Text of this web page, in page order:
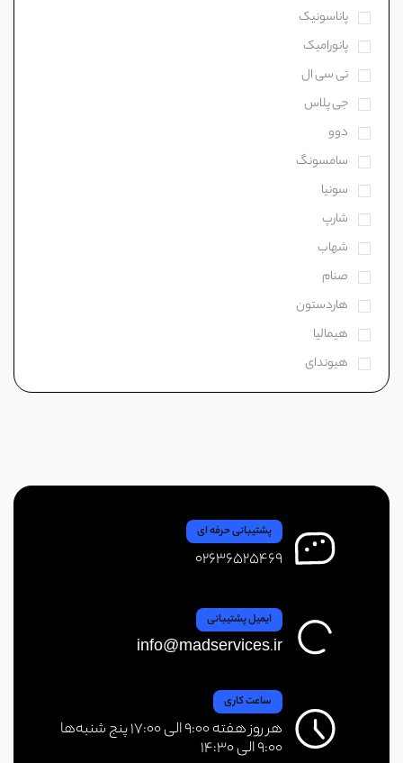
پاناسونیک
پانورامیک
تی سی ال
جی پلاس
دوو
سامسونگ
سونیا
شارپ
شهاب
صنام
هاردستون
هیمالیا
هیوندای
پشتیبانی حرفه ای
۰۲۶۳۶۵۲۵۴۶۹
ایمیل پشتیبانی
info@madservices.ir
ساعت کاری
هر روز هفته ۹:۰۰ الی ۱۷:۰۰ پنج شنبه‌ها
۹:۰۰ الی ۱۴:۳۰